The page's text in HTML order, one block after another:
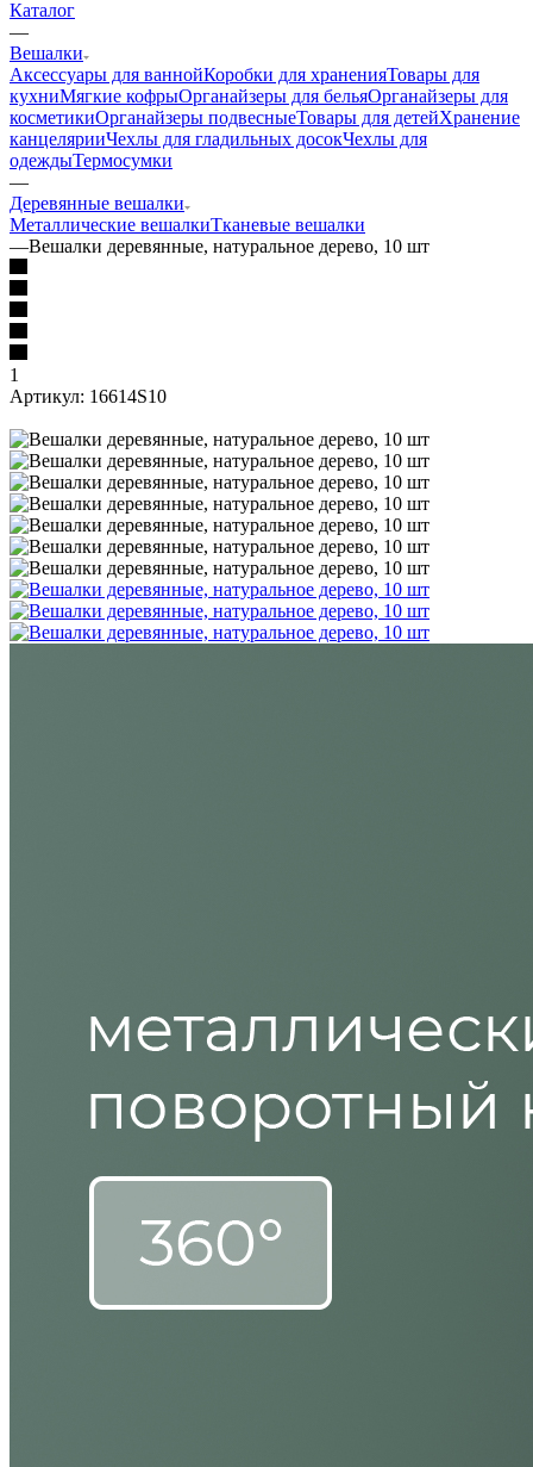
Каталог
—
Вешалки
Аксессуары для ваннойКоробки для храненияТовары для
кухниМягкие кофрыОрганайзеры для бельяОрганайзеры для
косметикиОрганайзеры подвесныеТовары для детейХранение
канцелярииЧехлы для гладильных досокЧехлы для
одеждыТермосумки
—
Деревянные вешалки
Металлические вешалкиТканевые вешалки
—Вешалки деревянные, натуральное дерево, 10 шт
1
Артикул: 16614S10